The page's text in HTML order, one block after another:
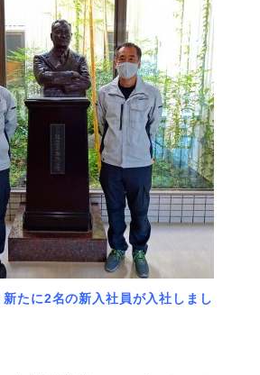
たに2名の新入社員が入社しまし